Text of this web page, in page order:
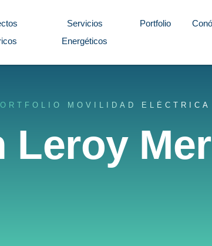
Servicios
Energéticos
Portfolio
MOVILIDAD ELÉCTRICA
Leroy